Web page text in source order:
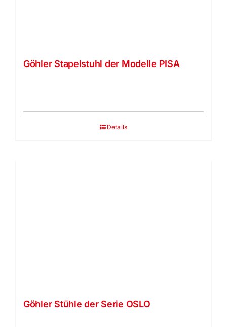
Göhler Stapelstuhl der Modelle PISA
Details
Göhler Stühle der Serie OSLO